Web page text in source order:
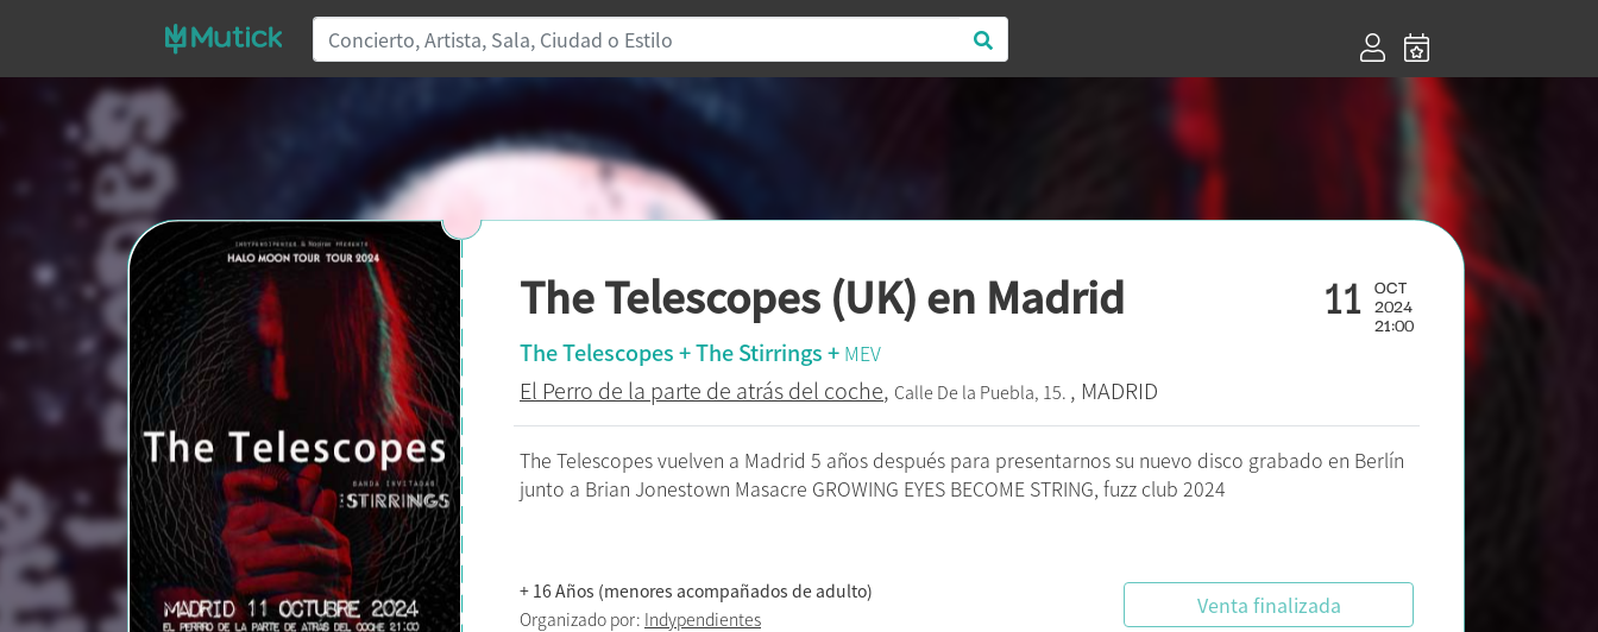
The Telescopes (UK) en Madrid 11 OCT
2024
21:00
The Telescopes + The Stirrings + MEV
El Perro de la parte de atrás del coche, Calle De la Puebla, 15. , MADRID
The Telescopes vuelven a Madrid 5 años después para presentarnos su nuevo disco grabado en Berlín
junto a Brian Jonestown Masacre GROWING EYES BECOME STRING, fuzz club 2024
+ 16 Años (menores acompañados de adulto)
Organizado por: Indypendientes Venta finalizada